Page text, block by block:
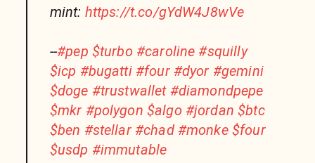
mint: https://t.co/gYdW4J8wVe
--#pep $turbo #caroline #squilly
$icp #bugatti #four #dyor #gemini
$doge #trustwallet #diamondpepe
$mkr #polygon $algo #jordan $btc
$ben #stellar #chad #monke $four
$usdp #immutable